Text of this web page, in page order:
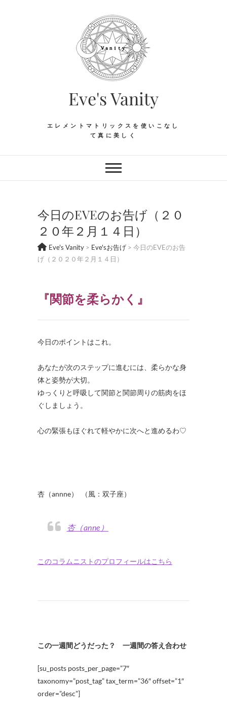
Eve's Vanity
エレメントマトリックスを使いこなし
て真に美しく
今日のEVEのお告げ（２０
２０年２月１４日）
Eve's Vanity > Eve'sお告げ > 今日のEVEのお告
げ（２０２０年２月１４日）
『関節を柔らかく 』
今日のポイントはこれ。
あなたが次のステップに進むには、柔らかな身
体と姿勢が大切。
ゆっくりと呼吸して関節と関節周りの筋肉をほ
ぐしましょう。
心の緊張もほぐれて軽やかに次へと進めるわ♡
杏（annne） （風：双子座）
杏（anne）
このコラムニストのプロフィールはこちら
この一週間どうだった？ 一週間の答え合わせ
[su_posts posts_per_page=”7″
taxonomy=”post_tag” tax_term=”36″ offset=”1″
order=”desc”]